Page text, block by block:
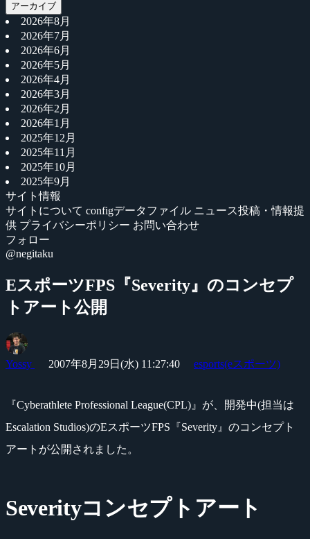
アーカイブ
2026年8月
2026年7月
2026年6月
2026年5月
2026年4月
2026年3月
2026年2月
2026年1月
2025年12月
2025年11月
2025年10月
2025年9月
サイト情報
サイトについて configデータファイル ニュース投稿・情報提
供 プライバシーポリシー お問い合わせ
フォロー
@negitaku
EスポーツFPS『Severity』のコンセプ
トアート公開
Yossy 2007年8月29日(水) 11:27:40 esports(eスポーツ)
『Cyberathlete Professional League(CPL)』が、開発中(担当は
Escalation Studios)のEスポーツFPS『Severity』のコンセプト
アートが公開されました。
Severityコンセプトアート